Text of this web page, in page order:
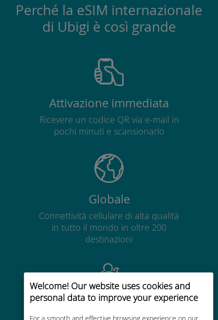
Welcome! Our website uses cookies and
personal data to improve your experience
For a smooth and effective browsing experience on our
Perché la eSIM internazionale
di Ubigi è così grande
Attivazione immediata
Ricevere un codice QR via e-mail in
pochi minuti e scansionarlo
Globale
Connettività cellulare di alta qualità
in tutto il mondo in oltre 200
destinazioni
Economico